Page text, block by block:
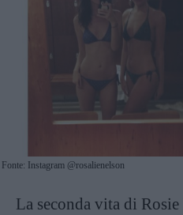
Fonte: Instagram @rosalienelson
La seconda vita di